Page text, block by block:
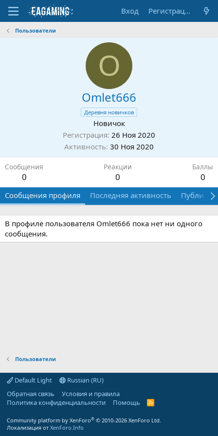
Вход Регистрация
Пользователи
O
Omlet666
Деревня новичков
Новичок
Регистрация 26 Ноя 2020
Активность 30 Ноя 2020
Сообщения
0
Реакции
0
Баллы
0
Сообщения профиля Последняя активность
В профиле пользователя Omlet666 пока нет ни одного
сообщения.
Пользователи
Default Light
Russian (RU)
Обратная связь
Условия и правила
Политика конфиденциальности
Помощь
R
Community platform by XenForo® © 2010-2026 XenForo Ltd.
Локализация от XenForo.Info